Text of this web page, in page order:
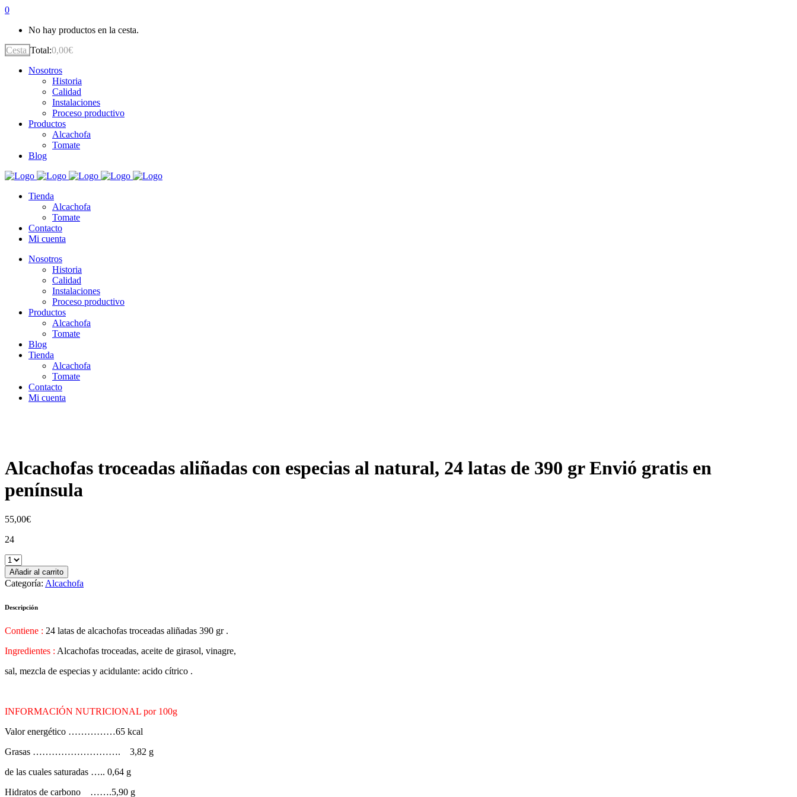
0
No hay productos en la cesta.
Cesta Total:0,00€
Nosotros
Historia
Calidad
Instalaciones
Proceso productivo
Productos
Alcachofa
Tomate
Blog
Tienda
Alcachofa
Tomate
Contacto
Mi cuenta
Nosotros
Historia
Calidad
Instalaciones
Proceso productivo
Productos
Alcachofa
Tomate
Blog
Tienda
Alcachofa
Tomate
Contacto
Mi cuenta
Alcachofas troceadas aliñadas con especias al natural, 24 latas de 390 gr Envió gratis en
península
55,00€
24
Añadir al carrito
Categoría: Alcachofa
Descripción
Contiene : 24 latas de alcachofas troceadas aliñadas 390 gr .
Ingredientes : Alcachofas troceadas, aceite de girasol, vinagre,
sal, mezcla de especias y acidulante: acido cítrico .
INFORMACIÓN NUTRICIONAL por 100g
Valor energético ……………65 kcal
Grasas ………………………. 3,82 g
de las cuales saturadas ….. 0,64 g
Hidratos de carbono …….5,90 g